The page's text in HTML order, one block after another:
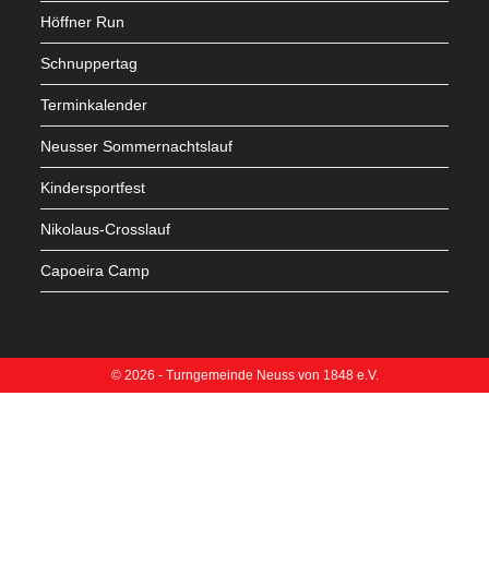
Höffner Run
Schnuppertag
Terminkalender
Neusser Sommernachtslauf
Kindersportfest
Nikolaus-Crosslauf
Capoeira Camp
© 2026 - Turngemeinde Neuss von 1848 e.V.